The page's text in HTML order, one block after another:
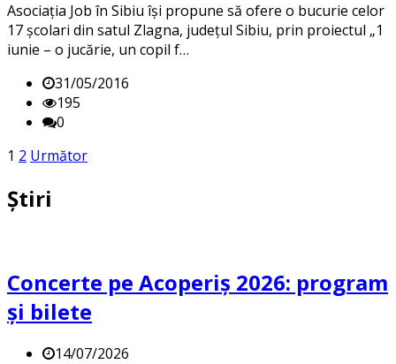
Asociația Job în Sibiu își propune să ofere o bucurie celor
17 școlari din satul Zlagna, județul Sibiu, prin proiectul „1
iunie – o jucărie, un copil f…
31/05/2016
195
0
Posts
pagination
1 2 Următor
Știri
Concerte pe Acoperiș 2026: program
și bilete
14/07/2026